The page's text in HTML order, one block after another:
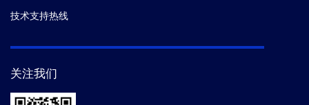
技术支持热线
关注我们